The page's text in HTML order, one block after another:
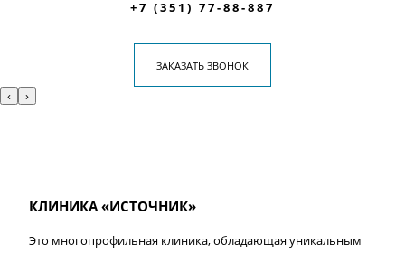
+7 (351) 77-88-887
ЗАКАЗАТЬ ЗВОНОК
‹ ›
КЛИНИКА «ИСТОЧНИК»
Это многопрофильная клиника, обладающая уникальным